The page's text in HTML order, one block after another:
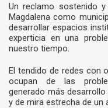
Un reclamo sostenido
Magdalena como
desarrollar espacios
experticia en una
nuestro tiempo.
El tendido de redes con
ocupan de las
generado más
y de mira estrecha de un